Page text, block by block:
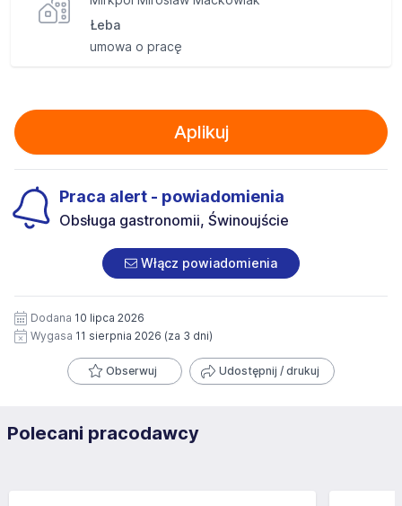
Łeba
umowa o pracę
Aplikuj
Praca alert - powiadomienia
Obsługa gastronomii, Świnoujście
Włącz powiadomienia
Dodana 10 lipca 2026
Wygasa 11 sierpnia 2026 (za 3 dni)
Obserwuj Udostępnij / drukuj
Polecani pracodawcy